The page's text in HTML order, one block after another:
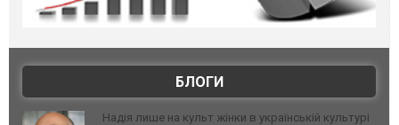
БЛОГИ
Надія лише на культ жінки в українській культурі